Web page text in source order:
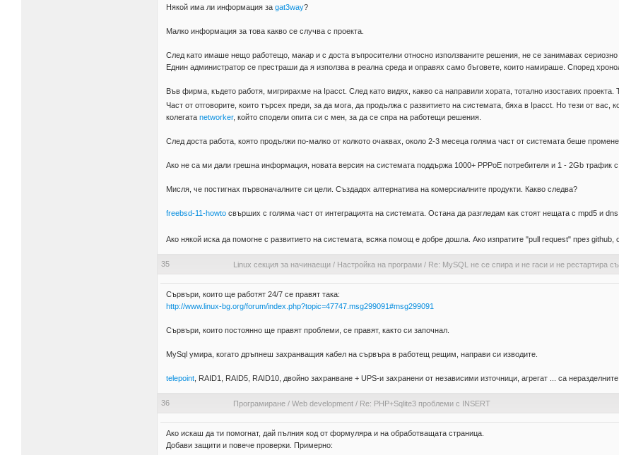
Някой има ли информация за gat3way?
Малко информация за това какво се случва с проекта.
След като имаше нещо работещо, макар и с доста въпросителни относно използваните решения, не се занимавах сериозно
Еднин администратор се престраши да я използва в реална среда и оправях само бъговете, които намираше. Според
Във фирма, където работя, мигрирахме на Ipacct. След като видях, какво са направили хората, тотално изоставих
Част от отговорите, които търсех преди, за да мога, да продължа с развитието на системата, бяха в Ipacct. Но тези от
колегата networker, който сподели опита си с мен, за да се спра на работещи решения.
След доста работа, която продължи по-малко от колкото очаквах, около 2-3 месеца голяма част от системата беше
Ако не са ми дали грешна информация, новата версия на системата поддържа 1000+ PPPoE потребителя и 1 - 2Gb трафик с
Мисля, че постигнах първоначалните си цели. Създадох алтернатива на комерсиалните продукти. Какво следва?
freebsd-11-howtoсвърших с голяма част от интеграцията на системата. Остана да разгледам как стоят нещата с mpd5 и
Ако някой иска да помогне с развитието на системата, всяка помощ е добре дошла. Ако изпратите "pull request" през github,
35 Linux секция за начинаещи/ Настройка на програми/ Re: MySQL не се спира и не гаси и не рестартира
Сървъри, които ще работят 24/7 се правят така:
http://www.linux-bg.org/forum/index.php?topic=47747.msg299091#msg299091
Сървъри, които постоянно ще правят проблеми, се правят, както си започнал.
MySql умира, когато дръпнеш захранващия кабел на сървъра в работещ рещим, направи си изводите.
telepoint, RAID1, RAID5, RAID10, двойно захранване + UPS-и захранени от независими източници, агрегат ... са
36 Програмиране/ Web development/ Re: PHP+Sqlite3 проблеми с INSERT
Ако искаш да ти помогнат, дай пълния код от формуляра и на обработващата страница.
Добави защити и повече проверки. Примерно: